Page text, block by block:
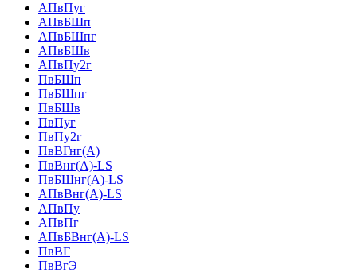
АПвПуг
АПвБШп
АПвБШпг
АПвБШв
АПвПу2г
ПвБШп
ПвБШпг
ПвБШв
ПвПуг
ПвПу2г
ПвВГнг(А)
ПвВнг(А)-LS
ПвБШнг(А)-LS
АПвВнг(А)-LS
АПвПу
АПвПг
АПвБВнг(А)-LS
ПвВГ
ПвВгЭ